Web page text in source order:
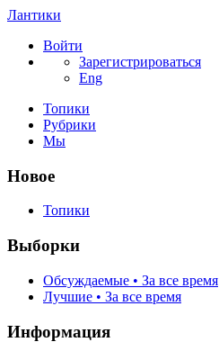
Лантики
Войти
Зарегистрироваться
Eng
Топики
Рубрики
Мы
Новое
Топики
Выборки
Обсуждаемые • За все время
Лучшие • За все время
Информация